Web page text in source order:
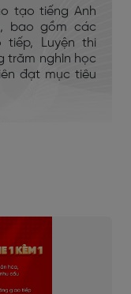
tạo tiếng Anh
bao gồm các
tiếp, Luyện thi
trăm nghìn học
đạt mục tiêu